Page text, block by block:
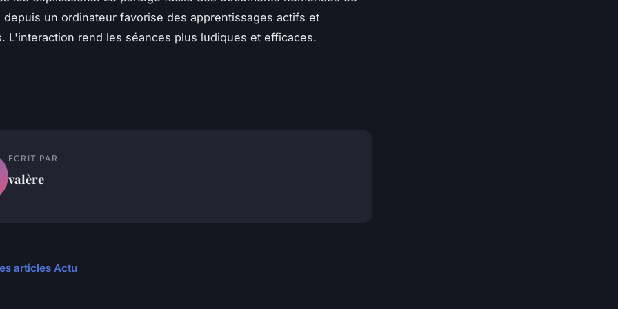
depuis un ordinateur favorise des apprentissages actifs et
L'interaction rend les séances plus ludiques et efficaces.
ECRIT PAR
valère
articles Actu